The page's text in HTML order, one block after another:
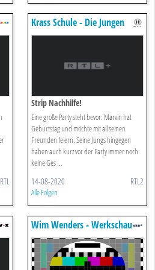
RTL
Krass Schule - Die Jungen
Lehrer
Strip Nachhilfe!
Eine große Party steht bevor: Marvin hat
Geburtstag und möchte mit all seinen
Freunden feiern. Seine Jungs hingegen
haben auch kurz vor der Party immer noch
keine Ges ...
14-08-2020 RTL2
Alle Folgen
Wim Wenders - Werkschau